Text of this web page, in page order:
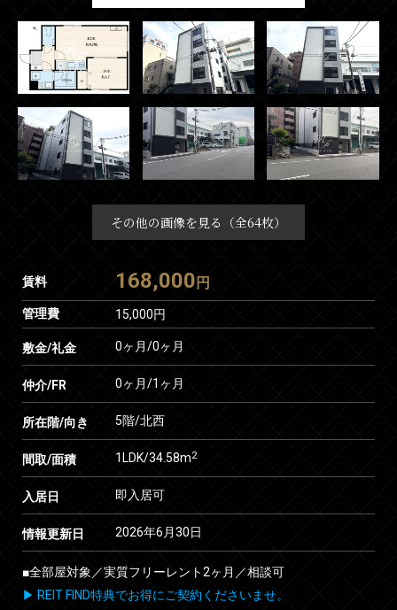
その他の画像を見る（全64枚）
賃料 168,000 円
管理費 15,000円
敷金/礼金 0ヶ月/0ヶ月
仲介/FR 0ヶ月/1ヶ月
所在階/向き 5階/北西
間取/面積 1LDK/34.58m2
入居日 即入居可
情報更新日 2026年6月30日
■全部屋対象／実質フリーレント2ヶ月／相談可
▶ REIT FIND特典でお得にご契約くださいませ。